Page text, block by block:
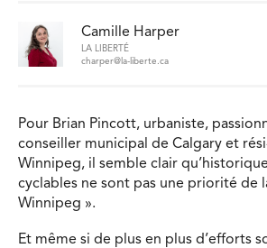
Camille Harper
LA LIBERTÉ
charper@la-liberte.ca
Pour Brian Pincott, urbaniste,
conseiller municipal de Calgary et
Winnipeg, il semble clair
cyclables ne sont pas une priorité de
Winnipeg ».
Et même si de plus en plus d’efforts